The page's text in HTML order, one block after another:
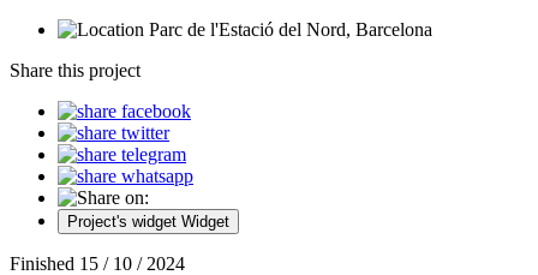
Parc de l'Estació del Nord, Barcelona
Share this project
Project's widget Widget
Finished 15 / 10 / 2024